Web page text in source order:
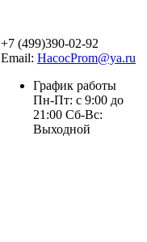
+7 (499)390-02-92
Email: HacocProm@ya.ru
График работы
Пн-Пт: с 9:00 до
21:00 Сб-Вс:
Выходной